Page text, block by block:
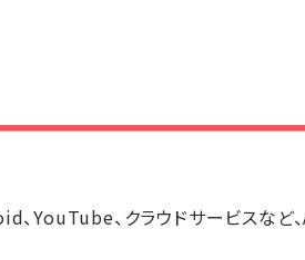
YouTube、クラウドサービスなど